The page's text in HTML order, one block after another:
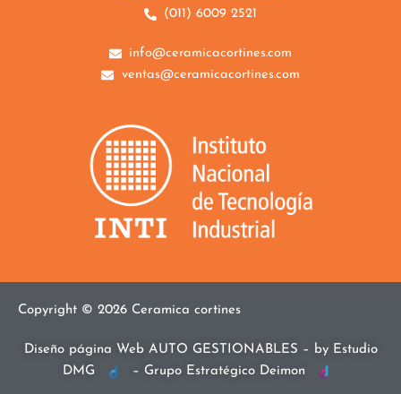
(011) 6009 2521
info@ceramicacortines.com
ventas@ceramicacortines.com
Copyright © 2026 Ceramica cortines
Diseño página Web AUTO GESTIONABLES – by Estudio
DMG
– Grupo Estratégico Deimon